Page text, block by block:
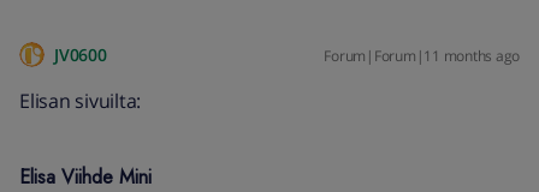
JV0600 Forum|Forum|11 months ago
Elisan sivuilta:
Elisa Viihde Mini